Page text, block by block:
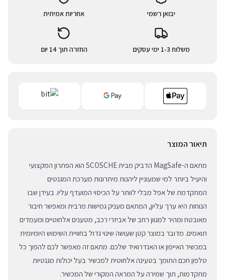
יבואן רשמי אחריות אמיתית
משלוח 1-3 ימי עסקים החזרה תוך 14 יום
תיאור המוצר
מתאם ה-MagSafe הדביק מבית SCOSCHE הוא הפתרון המקצועי
והיעיל ביותר למי שמעוניין ליהנות מיתרונות מערכת המגנטים
המתקדמת של אפל מבלי לוותר על הכיסוי המועדף עליו. בעידן שבו
הנוחות היא ערך עליון, המתאם מעניק גמישות מרבית ומאפשר חיבור
מאובטח ומהיר למגוון רחב של אביזרי רכב, מטענים אלחוטיים ומעמדים
תואמים. מדובר במוצר קטן שעושה שינוי גדול בחוויית השימוש היומיומית
במכשיר האייפון או האנדרואיד שלכם. מתאם זה מאפשר לכם להפוך כל
טלפון חכם התומך בטעינה אלחוטית למכשיר בעל יכולות מגנטיות
מתקדמות, תוך שמירה על המראה המקורי של המכשיר.